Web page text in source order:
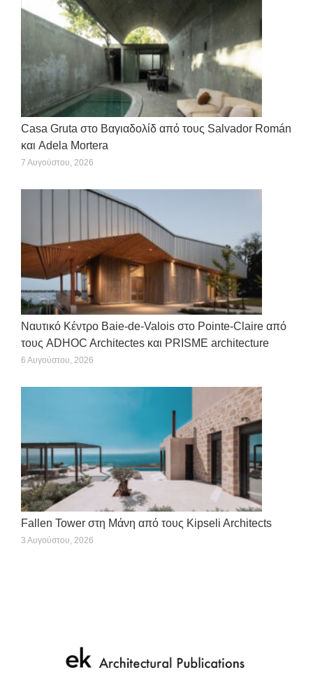
Casa Gruta στο Βαγιαδολίδ από τους Salvador Román
και Adela Mortera
7 Αυγούστου, 2026
Ναυτικό Κέντρο Baie-de-Valois στο Pointe-Claire από
τους ADHOC Architectes και PRISME architecture
6 Αυγούστου, 2026
Fallen Tower στη Μάνη από τους Kipseli Architects
3 Αυγούστου, 2026